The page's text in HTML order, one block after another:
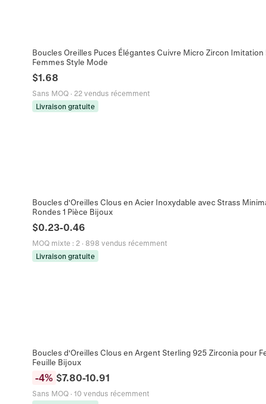
Boucles Oreilles Puces Élégantes Cuivre Micro Zircon
Femmes Style Mode
$1.68
Sans MOQ· 22 vendus récemment
Livraison gratuite
Boucles d'Oreilles Clous en Acier Inoxydable avec Strass
Rondes 1 Pièce Bijoux
$0.23-0.46
MOQ mixte: 2· 898 vendus récemment
Livraison gratuite
Boucles d'Oreilles Clous en Argent Sterling 925 Zirconia pour
Feuille Bijoux
-4% $7.80-10.91
Sans MOQ· 10 vendus récemment